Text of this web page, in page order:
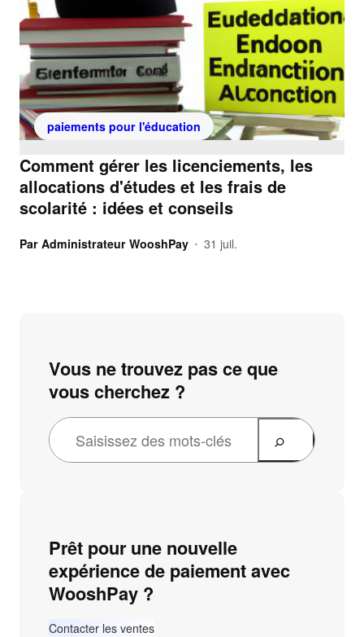
paiements pour l'éducation
Comment gérer les licenciements, les
allocations d'études et les frais de
scolarité : idées et conseils
Par Administrateur WooshPay • 31 juil.
Vous ne trouvez pas ce que
vous cherchez ?
Prêt pour une nouvelle
expérience de paiement avec
WooshPay ?
Contacter les ventes